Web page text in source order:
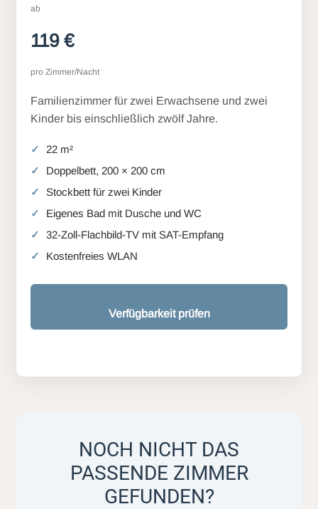
ab
119 €
pro Zimmer/Nacht
Familienzimmer für zwei Erwachsene und zwei
Kinder bis einschließlich zwölf Jahre.
22 m²
Doppelbett, 200 × 200 cm
Stockbett für zwei Kinder
Eigenes Bad mit Dusche und WC
32-Zoll-Flachbild-TV mit SAT-Empfang
Kostenfreies WLAN
Verfügbarkeit prüfen
NOCH NICHT DAS
PASSENDE ZIMMER
GEFUNDEN?